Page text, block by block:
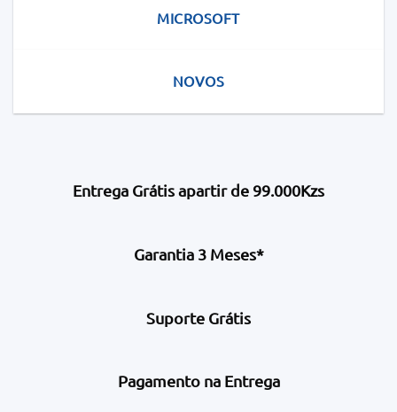
MICROSOFT
NOVOS
Entrega Grátis apartir de 99.000Kzs
Garantia 3 Meses*
Suporte Grátis
Pagamento na Entrega